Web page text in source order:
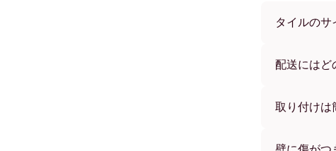
タイルのサ
ーからお選
配送にはど
す。ご注文後
取り付けは
め、賃貸のお